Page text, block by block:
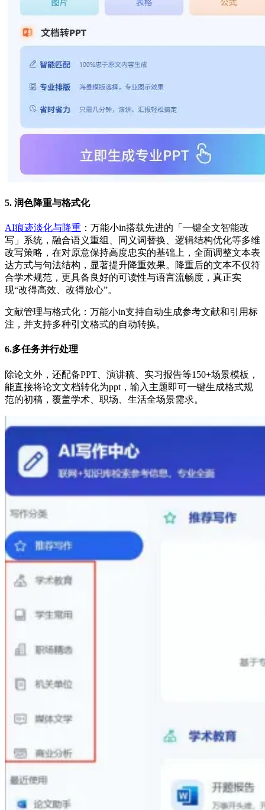
5. 润色降重与格式化
AI痕迹淡化与降重 ：万能小in搭载先进的「一键全文智能改
写」系统，融合语义重组、同义词替换、逻辑结构优化等多维
改写策略，在对原意保持高度忠实的基础上，全面调整文本表
达方式与句法结构，显著提升降重效果。降重后的文本不仅符
合学术规范，更具备良好的可读性与语言流畅度，真正实
现“改得高效、改得放心”。
文献管理与格式化：万能小in支持自动生成参考文献和引用标
注，并支持多种引文格式的自动转换。
6.多任务并行处理
除论文外，还配备PPT、演讲稿、实习报告等150+场景模板，
能直接将论文文档转化为ppt，输入主题即可一键生成格式规
范的初稿，覆盖学术、职场、生活全场景需求。